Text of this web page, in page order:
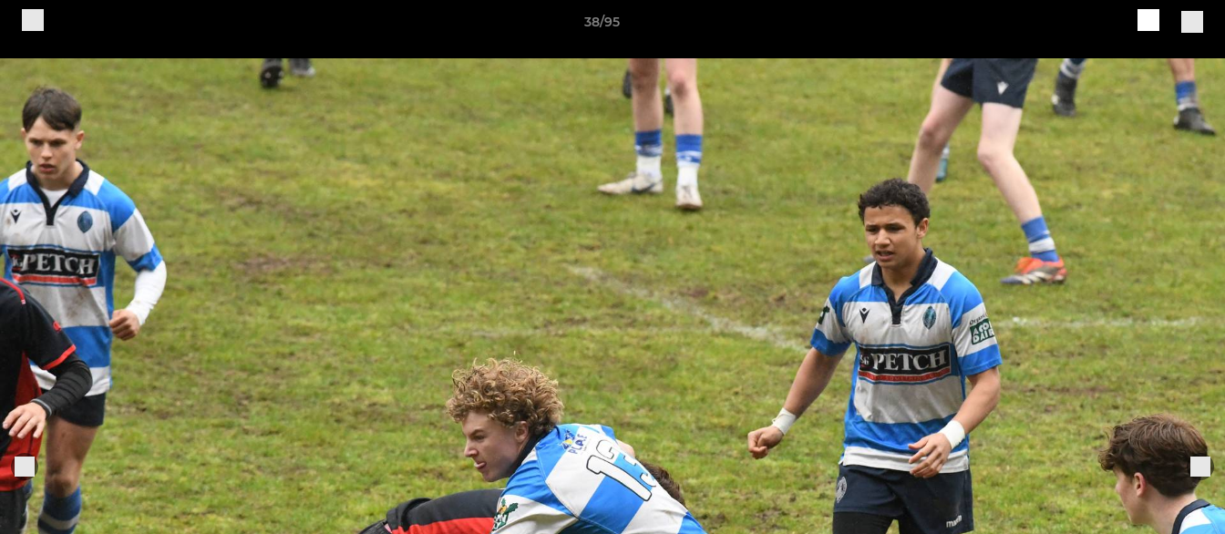
38/95